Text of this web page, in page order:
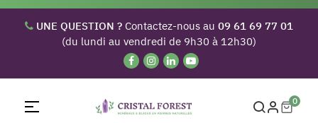
UNE QUESTION ? Contactez-nous au 09 61 69 77 01
(du lundi au vendredi de 9h30 à 12h30)
Basculer
☰ 0